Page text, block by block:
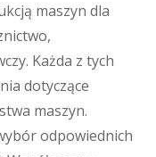
maszyn dla
Każda z tych
dotyczące
maszyn.
odpowiednich